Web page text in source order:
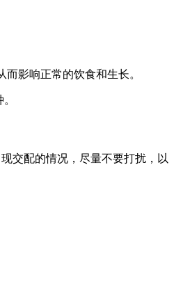
影响正常的饮食和生长。
交配的情况，尽量不要打扰，以